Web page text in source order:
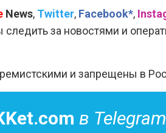
News, Twitter, Facebook*,
следить за новостями и
и запрещены в
в Telegram